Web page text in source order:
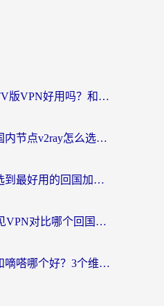
海外党必看：快帆TV版VPN好用吗？和快游VPN对比哪个回国效果更好？附实用避坑指南
海外党无忧指南：国内节点v2ray怎么选？一键回国VPN+多场景实测帮你避坑
海外党必看：如何选到最好用的回国加速器？从节点到售后的全维度指南
ChickCN VPN和洞见VPN对比哪个回国效果更好？海外党亲测3款加速器+避坑指南
海外党必看：斧牛和嘀嗒哪个好？3个维度教你选对回国加速器